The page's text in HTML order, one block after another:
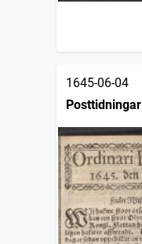
1645-06-04
Posttidningar